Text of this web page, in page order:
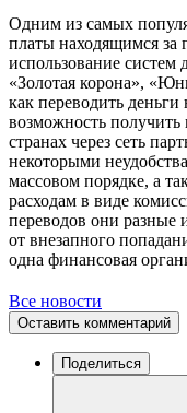
Одним из самых
платы находящимся за
использование систем
«Золотая корона»,
как переводить
возможность
странах через сеть
некоторыми
массовом порядке, а
расходам в виде
переводов они разные
от внезапного
одна финансовая
Все новости
Оставить комментарий
Поделиться